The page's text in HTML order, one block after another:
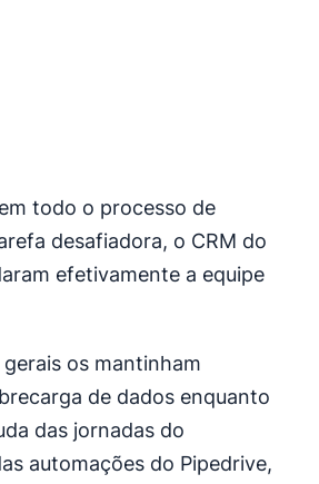
todo o processo de
desafiadora, o CRM do
efetivamente a equipe
os mantinham
de dados enquanto
das jornadas do
automações do Pipedrive,